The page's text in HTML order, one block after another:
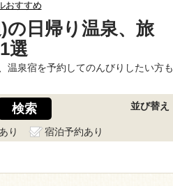
おすすめ
の日帰り温泉、旅
選
温泉宿を予約してのんびりしたい方も
並び替え
り 宿泊予約あり